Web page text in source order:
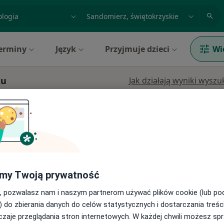
miasto lub dzielnica
Język Przyjmuje dzieci
Jak działają wyniki
im.
Twoją prywatność
pozwalasz nam i naszym partnerom używać plików cookie (lub
do zbierania danych do celów statystycznych i dostarczania
przeglądania stron internetowych. W każdej chwili możesz